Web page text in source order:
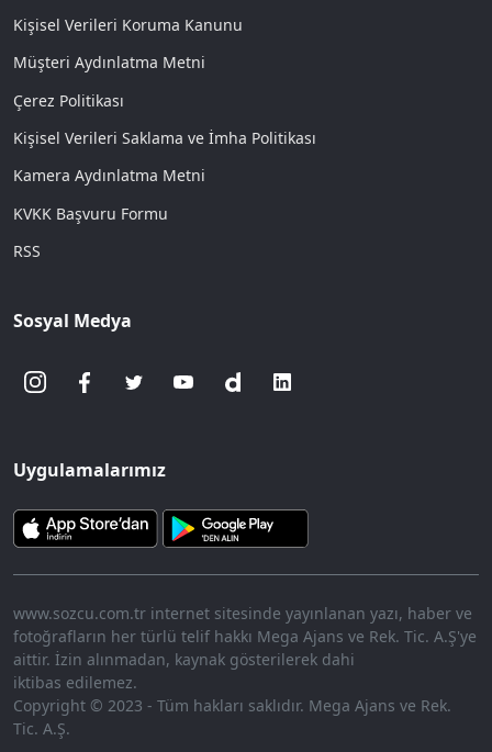
Kişisel Verileri Koruma Kanunu
Müşteri Aydınlatma Metni
Çerez Politikası
Kişisel Verileri Saklama ve İmha Politikası
Kamera Aydınlatma Metni
KVKK Başvuru Formu
RSS
Sosyal Medya
Uygulamalarımız
www.sozcu.com.tr internet sitesinde yayınlanan yazı, haber ve
fotoğrafların her türlü telif hakkı Mega Ajans ve Rek. Tic. A.Ş'ye
aittir. İzin alınmadan, kaynak gösterilerek dahi
iktibas edilemez.
Copyright © 2023 - Tüm hakları saklıdır. Mega Ajans ve Rek.
Tic. A.Ş.